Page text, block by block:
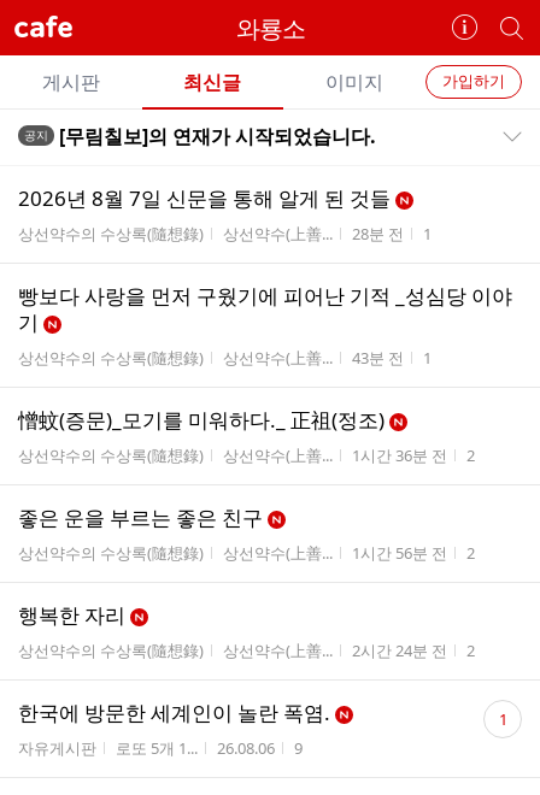
cafe 와룡소
카
페
정
보
개
별
카
페
검
카
페
메
뉴
가입하기
게시판 최신글 이미지
전
글
트
공지 [무림칠보]의 연재가 시작되었습니다.
2026년 8월 7일 신문을 통해 알게 된 것들
게시판명
상선약수의 수상록(隨想錄) 작성자
상선약수(上善... 작성시간
28분 전 조회수
1
빵보다 사랑을 먼저 구웠기에 피어난 기적 _성심당 이야
기
게시판명
상선약수의 수상록(隨想錄) 작성자
상선약수(上善... 작성시간
43분 전 조회수
1
憎蚊(증문)_모기를 미워하다._ 正祖(정조)
게시판명
상선약수의 수상록(隨想錄) 작성자
상선약수(上善... 작성시간
1시간 36분 전 조회수
2
좋은 운을 부르는 좋은 친구
게시판명
상선약수의 수상록(隨想錄) 작성자
상선약수(上善... 작성시간
1시간 56분 전 조회수
2
행복한 자리
게시판명
상선약수의 수상록(隨想錄) 작성자
상선약수(上善... 작성시간
2시간 24분 전 조회수
2
한국에 방문한 세계인이 놀란 폭염.
게시판명
자유게시판 작성자
로또 5개 1... 작성시간
26.08.06 조회수
9
댓
글 1